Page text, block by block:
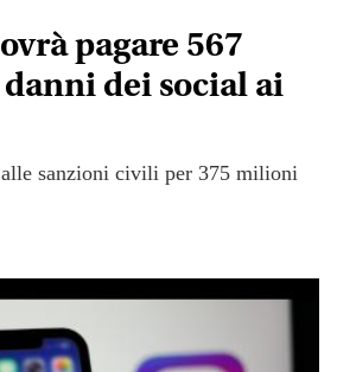
pagare 567
dei social ai
sanzioni civili per 375 milioni